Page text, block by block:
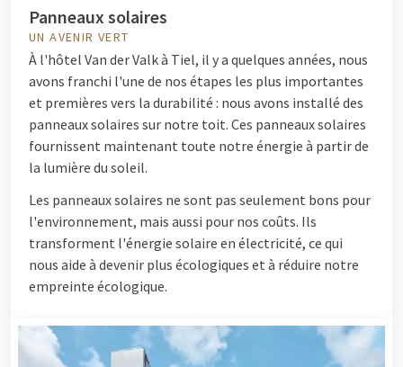
Panneaux solaires
UN AVENIR VERT
À l'hôtel Van der Valk à Tiel, il y a quelques années, nous
avons franchi l'une de nos étapes les plus importantes
et premières vers la durabilité : nous avons installé des
panneaux solaires sur notre toit. Ces panneaux solaires
fournissent maintenant toute notre énergie à partir de
la lumière du soleil.
Les panneaux solaires ne sont pas seulement bons pour
l'environnement, mais aussi pour nos coûts. Ils
transforment l'énergie solaire en électricité, ce qui
nous aide à devenir plus écologiques et à réduire notre
empreinte écologique.